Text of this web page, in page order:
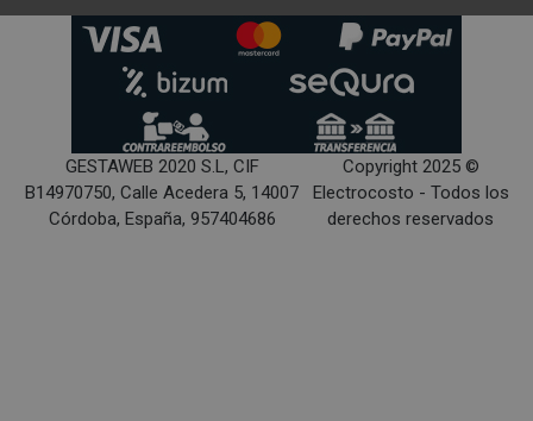
GESTAWEB 2020 S.L, CIF
B14970750, Calle Acedera 5, 14007
Córdoba, España, 957404686
Copyright 2025 ©
Electrocosto - Todos los
derechos reservados